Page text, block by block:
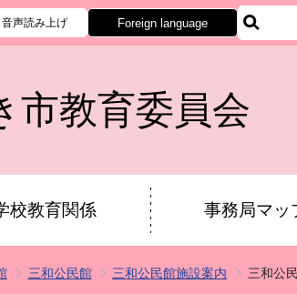
音声読み上げ Foreign language
市教育委員会
校教育関係 事務局マッ
三和公民館 三和公民館施設案内 三和公